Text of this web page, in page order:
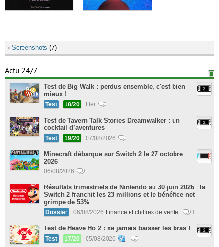
› Screenshots (7)
Actu 24/7
Test de Big Walk : perdus ensemble, c'est bien
mieux !
Test 18/20 hier
Test de Tavern Talk Stories Dreamwalker : un
cocktail d’aventures
Test 19/20 07/08/2026
Minecraft débarque sur Switch 2 le 27 octobre
2026
06/08/2026
Résultats trimestriels de Nintendo au 30 juin 2026 : la
Switch 2 franchit les 23 millions et le bénéfice net
grimpe de 53%
Dossier 06/08/2026 Finance et chiffres de vente 1
Test de Heave Ho 2 : ne jamais baisser les bras !
Test 17/20 05/08/2026